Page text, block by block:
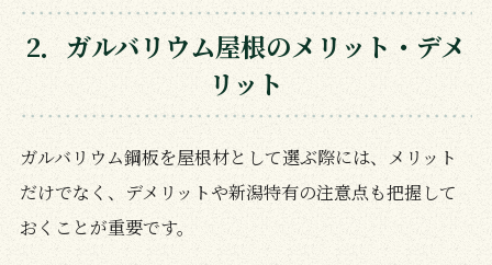
2．ガルバリウム屋根のメリット・デメ
リット
ガルバリウム鋼板を屋根材として選ぶ際には、メリット
だけでなく、デメリットや新潟特有の注意点も把握して
おくことが重要です。